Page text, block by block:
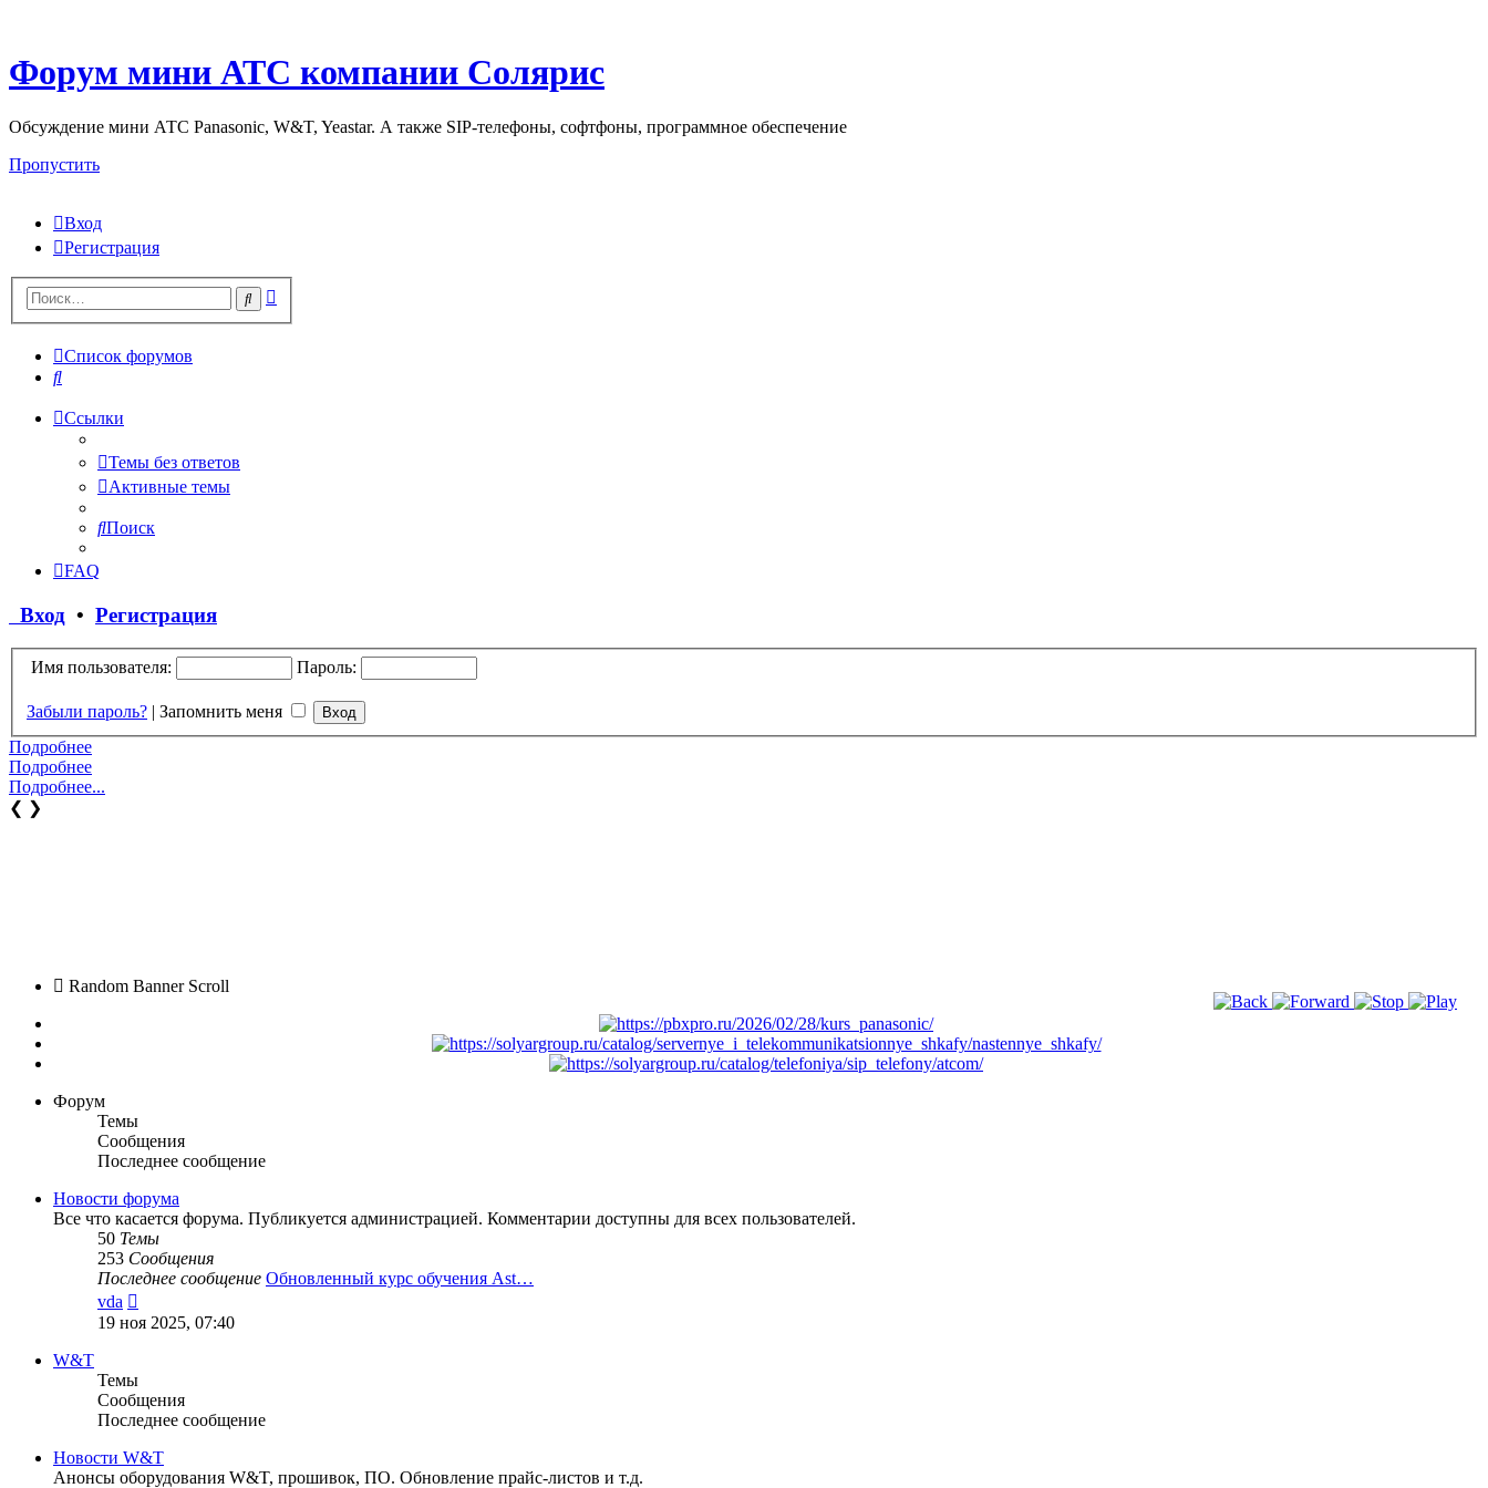
Форум мини АТС компании Солярис
Обсуждение мини АТС Panasonic, W&T, Yeastar. А также SIP-телефоны, софтфоны, программное обеспечение
Пропустить
Вход
Регистрация
Поиск
Список форумов
Поиск
Ссылки
Темы без ответов
Активные темы
Поиск
FAQ
Вход • Регистрация
Имя пользователя: Пароль:
Забыли пароль? | Запомнить меня
Подробнее
Подробнее
Подробнее...
❮ ❯
Random Banner Scroll
Форум
Темы
Сообщения
Последнее сообщение
Новости форума
Все что касается форума. Публикуется администрацией. Комментарии доступны для всех пользователей.
50 Темы
253 Сообщения
Последнее сообщение Обновленный курс обучения Ast…
vda
к
последнему
19 ноя 2025, 07:40
W&T
Темы
Сообщения
Последнее сообщение
Новости W&T
Анонсы оборудования W&T, прошивок, ПО. Обновление прайс-листов и т.д.